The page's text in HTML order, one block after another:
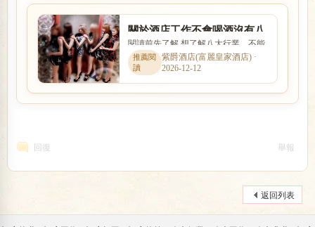
關於酒店工作不會喝酒沒有八
大行業經驗手腕怎麼辦?
閱讀前先了解 想了解八大行業，不能
只看名稱，也要理解實際工作內容、
入行條件、收入差異與安全...
紫爵酒店(富麗皇家酒店) ·
2026-12-12
回復 舉報
返回列表